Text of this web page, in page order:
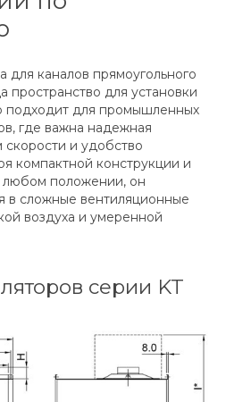
для каналов прямоугольного
пространство для установки
подходит для промышленных
где важна надежная
скорости и удобство
компактной конструкции и
любом положении, он
в сложные вентиляционные
воздуха и умеренной
серии KT